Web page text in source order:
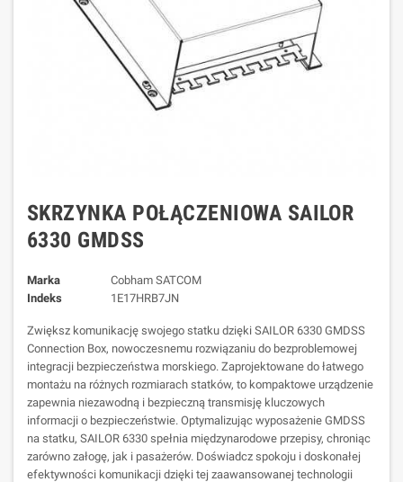
SKRZYNKA POŁĄCZENIOWA SAILOR
6330 GMDSS
Marka
Cobham SATCOM
Indeks
1E17HRB7JN
Zwiększ komunikację swojego statku dzięki SAILOR 6330 GMDSS
Connection Box, nowoczesnemu rozwiązaniu do bezproblemowej
integracji bezpieczeństwa morskiego. Zaprojektowane do łatwego
montażu na różnych rozmiarach statków, to kompaktowe urządzenie
zapewnia niezawodną i bezpieczną transmisję kluczowych
informacji o bezpieczeństwie. Optymalizując wyposażenie GMDSS
na statku, SAILOR 6330 spełnia międzynarodowe przepisy, chroniąc
zarówno załogę, jak i pasażerów. Doświadcz spokoju i doskonałej
efektywności komunikacji dzięki tej zaawansowanej technologii